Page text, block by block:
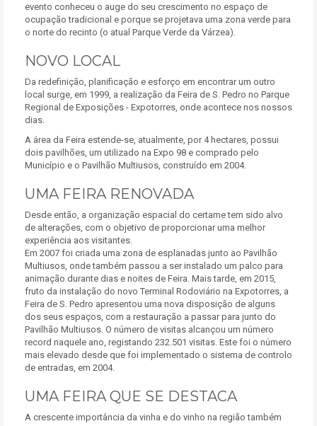
evento conheceu o auge do seu crescimento no espaço de
ocupação tradicional e porque se projetava uma zona verde para
o norte do recinto (o atual Parque Verde da Várzea).
NOVO LOCAL
Da redefinição, planificação e esforço em encontrar um outro
local surge, em 1999, a realização da Feira de S. Pedro no Parque
Regional de Exposições - Expotorres, onde acontece nos nossos
dias.
A área da Feira estende-se, atualmente, por 4 hectares, possui
dois pavilhões, um utilizado na Expo 98 e comprado pelo
Município e o Pavilhão Multiusos, construído em 2004.
UMA FEIRA RENOVADA
Desde então, a organização espacial do certame tem sido alvo
de alterações, com o objetivo de proporcionar uma melhor
experiência aos visitantes.
Em 2007 foi criada uma zona de esplanadas junto ao Pavilhão
Multiusos, onde também passou a ser instalado um palco para
animação durante dias e noites de Feira. Mais tarde, em 2015,
fruto da instalação do novo Terminal Rodoviário na Expotorres, a
Feira de S. Pedro apresentou uma nova disposição de alguns
dos seus espaços, com a restauração a passar para junto do
Pavilhão Multiusos. O número de visitas alcançou um número
record naquele ano, registando 232.501 visitas. Este foi o número
mais elevado desde que foi implementado o sistema de controlo
de entradas, em 2004.
UMA FEIRA QUE SE DESTACA
A crescente importância da vinha e do vinho na região também